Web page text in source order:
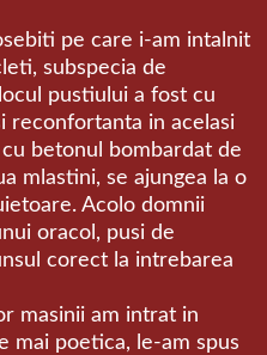
pe care i-am intalnit
subspecia de
pustiului a fost cu
reconfortanta in acelasi
betonul bombardat de
mlastini, se ajungea la o
Acolo domnii
oracol, pusi de
corect la intrebarea
am intrat in
mai poetica, le-am spus